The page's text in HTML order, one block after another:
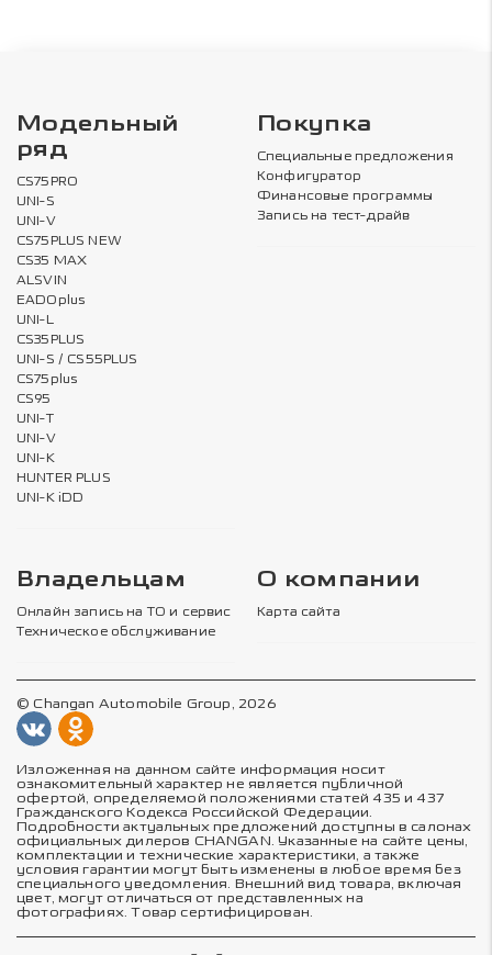
Модельный
ряд
CS75PRO
UNI-S
UNI-V
CS75PLUS NEW
CS35 MAX
ALSVIN
EADOplus
UNI-L
CS35PLUS
UNI-S / CS55PLUS
CS75plus
CS95
UNI-T
UNI-V
UNI-K
HUNTER PLUS
UNI-K iDD
Покупка
Специальные предложения
Конфигуратор
Финансовые программы
Запись на тест-драйв
Владельцам
Онлайн запись на ТО и сервис
Техническое обслуживание
О компании
Карта сайта
© Changan Automobile Group, 2026
Изложенная на данном сайте информация носит
ознакомительный характер не является публичной
офертой, определяемой положениями статей 435 и 437
Гражданского Кодекса Российской Федерации.
Подробности актуальных предложений доступны в салонах
официальных дилеров CHANGAN. Указанные на сайте цены,
комплектации и технические характеристики, а также
условия гарантии могут быть изменены в любое время без
специального уведомления. Внешний вид товара, включая
цвет, могут отличаться от представленных на
фотографиях. Товар сертифицирован.